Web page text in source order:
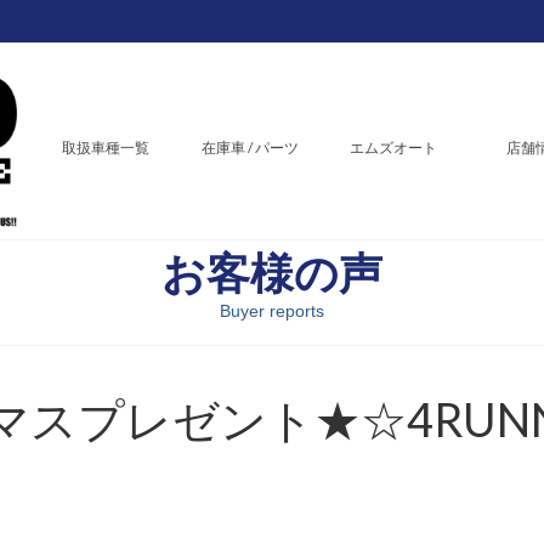
取扱車種一覧 在庫車 / パーツ エムズオート 店舗
お客様の声
Buyer reports
プレゼント